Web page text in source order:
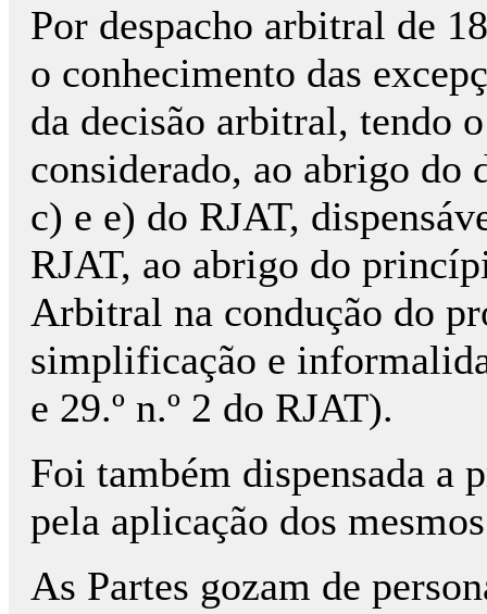
Por despacho arbitral de
o conhecimento das
da decisão arbitral, tendo
considerado, ao abrigo do
c) e e) do RJAT,
RJAT, ao abrigo do
Arbitral na condução do
simplificação e
e 29.º n.º 2 do RJAT).
Foi também dispensada a
pela aplicação dos
As Partes gozam de